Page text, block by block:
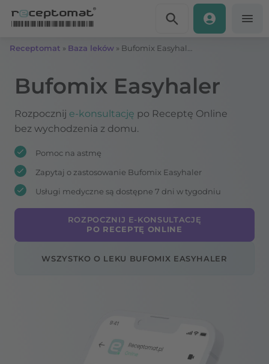
Receptomat » Baza leków »
Bufomix Easyhaler
Rozpocznij e-konsultację po Receptę Online
bez wychodzenia z domu.
Pomoc na astmę
Zapytaj o zastosowanie Bufomix Easyhaler
Usługi medyczne są dostępne 7 dni w tygodniu
ROZPOCZNIJ E-KONSULTACJĘ
PO RECEPTĘ ONLINE
WSZYSTKO O LEKU BUFOMIX EASYHALER